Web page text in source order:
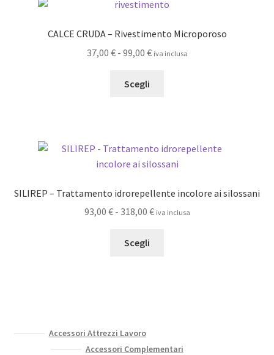
CALCE CRUDA – Rivestimento Microporoso
37,00 € - 99,00 €Fascia
99,00 €
iva inclusa
Scegli
Le
opzioni
essere
scelte
SILIREP – Trattamento idrorepellente incolore ai silossani
93,00 € - 318,00 €Fascia
iva inclusa
Scegli
possono
Accessori Attrezzi Lavoro
Accessori Complementari